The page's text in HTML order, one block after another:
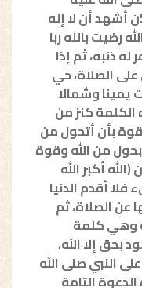
أشهد أن لا إله
رضيت بالله ربا
ذنبه، ثم إذا
الصلاة، حي
يمينا وشمالا
الكلمة كنز من
بأن أتحول من
من الله وقوة
أكبر الله
أقدم الدنيا
عن الصلاة، ثم
وهي كلمة
بحق إلا الله،
النبي صلى الله
التامة